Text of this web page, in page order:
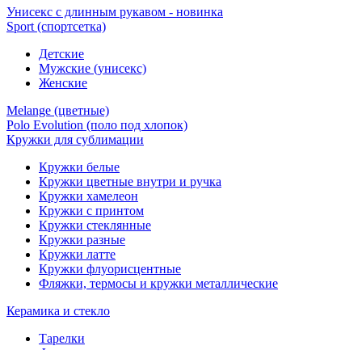
Унисекс с длинным рукавом - новинка
Sport (спортсетка)
Детские
Мужские (унисекс)
Женские
Melange (цветные)
Polo Evolution (поло под хлопок)
Кружки для сублимации
Кружки белые
Кружки цветные внутри и ручка
Кружки хамелеон
Кружки c принтом
Кружки стеклянные
Кружки разные
Кружки латте
Кружки флуорисцентные
Фляжки, термосы и кружки металлические
Керамика и стекло
Тарелки